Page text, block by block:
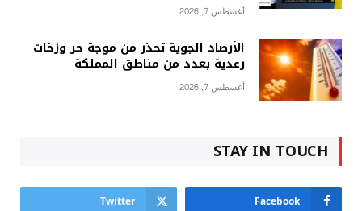
أغسطس 7, 2026
الأرصاد الجوية تحذر من موجة حر وزخات
رعدية بعدد من مناطق المملكة
أغسطس 7, 2026
STAY IN TOUCH
Facebook
Twitter